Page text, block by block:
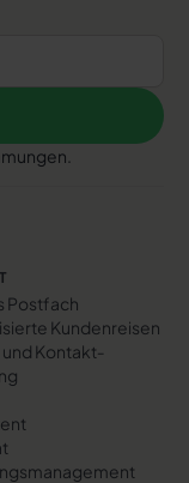
Postfach
Kundenreisen
und Kontakt­